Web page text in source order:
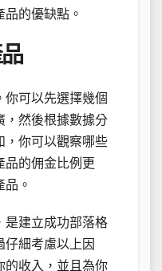
的優缺點。
你可以先選擇幾個
，然後根據數據分
，你可以觀察哪些
品的佣金比例更
。
是建立成功部落格
細考慮以上因
的收入，並且為你